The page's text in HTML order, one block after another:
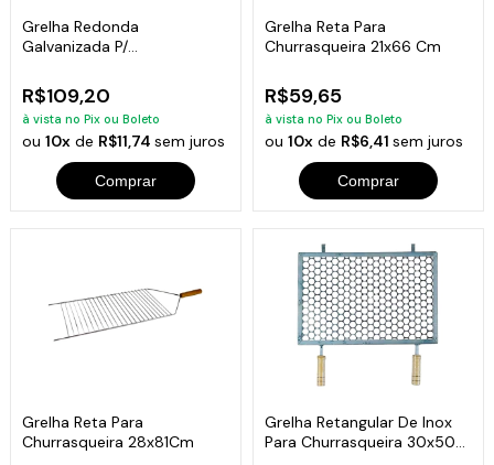
Grelha Redonda
Galvanizada P/
Diâmetro
R$109,20
à vista no Pix ou Boleto
ou10x de R$11,74sem juros
Comprar
Grelha Reta Para
Churrasqueira 21x66 Cm
R$59,65
à vista no Pix ou Boleto
ou 10xde R$6,41 sem juros
Comprar
Grelha Reta Para
Churrasqueira 28x81Cm
Grelha Retangular De Inox
Para Churrasqueira 30x50